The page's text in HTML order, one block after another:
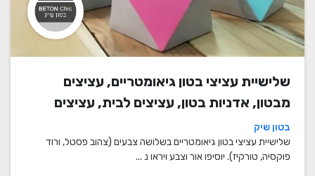
שלישיית עציצי בטון גיאומטריים, עציצים
מבטון, אדניות בטון, עציצים לבית, עציצים
מיוחדים, עציצים מעוצבים, עציצי מתנה,
מתנות לחגים
בטון שיק
שלישיית עציצי בטון גיאומטריים בשלושה צבעים (צהוב פסטל, ורוד
פוקסיה, טורקיז). יוסיפו אור וצבע ויראו נ ...